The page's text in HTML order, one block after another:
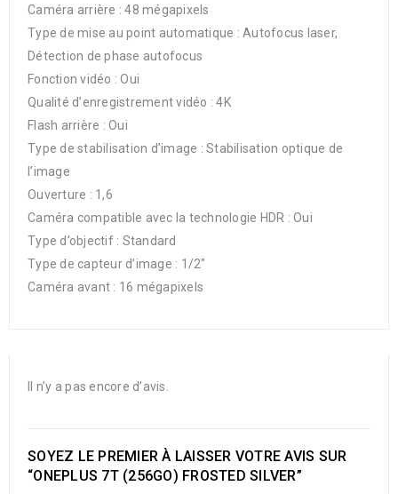
Caméra arrière : 48 mégapixels
Type de mise au point automatique : Autofocus laser,
Détection de phase autofocus
Fonction vidéo : Oui
Qualité d’enregistrement vidéo : 4K
Flash arrière : Oui
Type de stabilisation d’image : Stabilisation optique de
l’image
Ouverture : 1,6
Caméra compatible avec la technologie HDR : Oui
Type d’objectif : Standard
Type de capteur d’image : 1/2″
Caméra avant : 16 mégapixels
Il n’y a pas encore d’avis.
SOYEZ LE PREMIER À LAISSER VOTRE AVIS SUR
“ONEPLUS 7T (256GO) FROSTED SILVER”